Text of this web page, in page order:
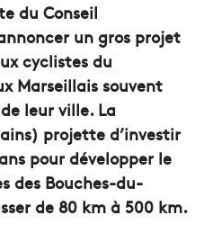
du Conseil
un gros projet
cyclistes du
Marseillais souvent
leur ville. La
projette d’investir
pour développer le
des Bouches-du-
de 80 km à 500 km.